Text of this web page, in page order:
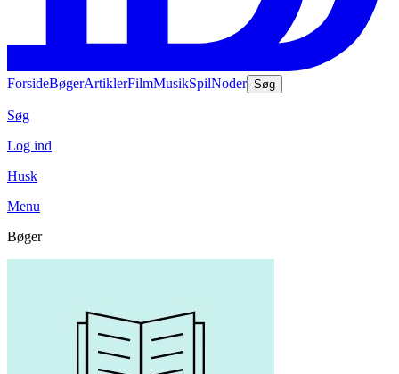
ForsideBøgerArtiklerFilmMusikSpilNoder Søg
Søg
Log ind
Husk
Menu
Bøger